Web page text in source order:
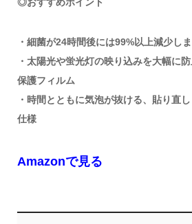
・細菌が24時間後には99%以上減少し
・太陽光や蛍光灯の映り込みを大幅に
保護フィルム
・時間とともに気泡が抜ける、貼り直
仕様
Amazonで見る